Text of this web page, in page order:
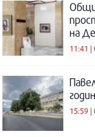
на
11:41 |
15:59 |